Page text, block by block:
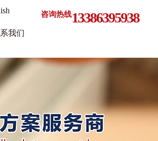
我们
咨询热线13386395938